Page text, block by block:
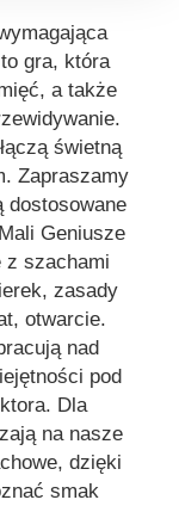
gra, która
a także
świetną
Zapraszamy
dostosowane
Geniusze
z szachami
zasady
otwarcie.
nad
pod
Dla
na nasze
dzięki
smak